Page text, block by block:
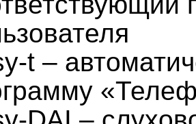
t –